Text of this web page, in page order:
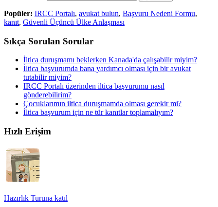
Popüler: IRCC Portalı, avukat bulun, Başvuru Nedeni Formu,
kanıt, Güvenli Üçüncü Ülke Anlaşması
Sıkça Sorulan Sorular
İltica duruşmamı beklerken Kanada'da çalışabilir miyim?
İltica başvurumda bana yardımcı olması için bir avukat
tutabilir miyim?
IRCC Portalı üzerinden iltica başvurumu nasıl
gönderebilirim?
Çocuklarımın iltica duruşmamda olması gerekir mi?
İltica başvurum için ne tür kanıtlar toplamalıyım?
Hızlı Erişim
Hazırlık Turuna katıl